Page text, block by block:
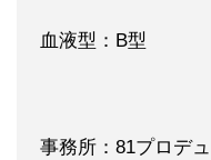
血液型：B型
事務所：81プロデ